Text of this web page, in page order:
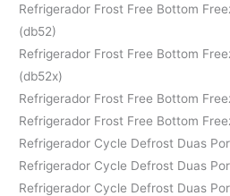
Refrigerador Frost Free Bottom
(db52)
Refrigerador Frost Free Bottom
(db52x)
Refrigerador Frost Free Bottom
Refrigerador Frost Free Bottom
Refrigerador Cycle Defrost Duas
Refrigerador Cycle Defrost Duas
Refrigerador Cycle Defrost Duas